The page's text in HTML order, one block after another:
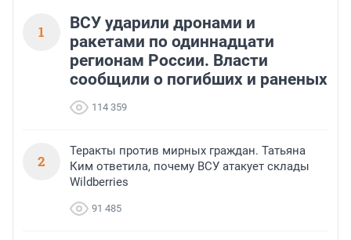
1
ВСУ ударили дронами и
ракетами по одиннадцати
регионам России. Власти
сообщили о погибших и раненых
114 359
2
Теракты против мирных граждан. Татьяна
Ким ответила, почему ВСУ атакует склады
Wildberries
91 485